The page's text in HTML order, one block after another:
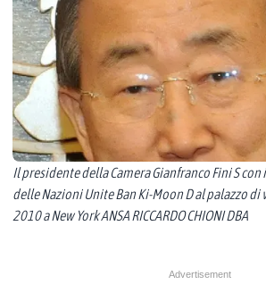
Il presidente della Camera Gianfranco Fini S
delle Nazioni Unite Ban Ki-Moon D al palazzo
2010 a New York ANSA RICCARDO CHIONI DBA